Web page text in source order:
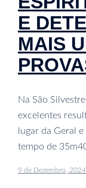
E
MAIS
Na São
excelentes
lugar da Geral
tempo de
9 de Dezembro, 2024